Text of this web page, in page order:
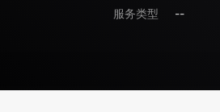
服务类型
--